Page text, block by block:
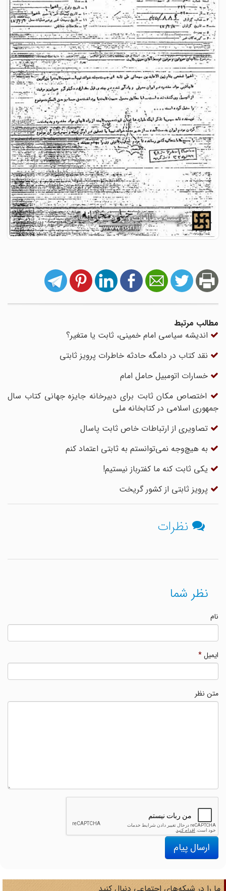
مطالب مرتبط
اندیشه سیاسی امام خمینی، ثابت یا متغیر؟
نقد کتاب در دامگه حادثه خاطرات پرویز ثابتی
خسارات اتومبیل حامل امام
اختصاص مکان ثابت برای دبیرخانه جایزه جهانی کتاب سال
جمهوری اسلامی در کتابخانه ملی
تصاویری از ارتباطات خاص ثابت پاسال
به هیچ‌وجه نمی‌توانستم به ثابتی اعتماد کنم
یکی ثابت کنه ما کفترباز نیستیم!
پرویز ثابتی از کشور گریخت
نظرات
نظر شما
ایمیل*
متن نظر
ارسال پیام